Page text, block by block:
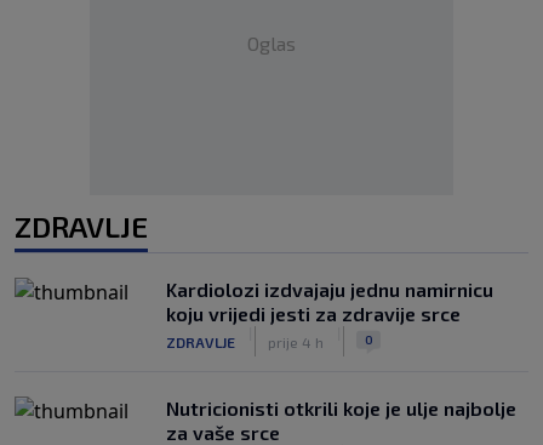
Oglas
ZDRAVLJE
Kardiolozi izdvajaju jednu namirnicu
koju vrijedi jesti za zdravije srce
ZDRAVLJE prije 4 h 0
Nutricionisti otkrili koje je ulje najbolje
za vaše srce